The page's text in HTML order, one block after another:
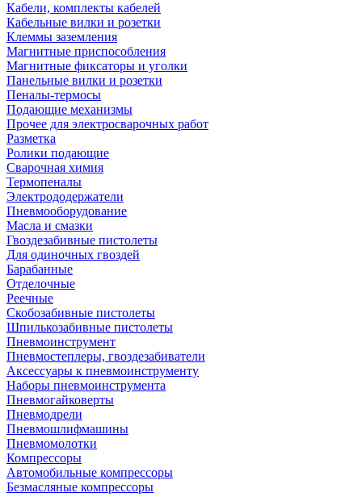
Кабели, комплекты кабелей
Кабельные вилки и розетки
Клеммы заземления
Магнитные приспособления
Магнитные фиксаторы и уголки
Панельные вилки и розетки
Пеналы-термосы
Подающие механизмы
Прочее для электросварочных работ
Разметка
Ролики подающие
Сварочная химия
Термопеналы
Электрододержатели
Пневмооборудование
Масла и смазки
Гвоздезабивные пистолеты
Для одиночных гвоздей
Барабанные
Отделочные
Реечные
Скобозабивные пистолеты
Шпилькозабивные пистолеты
Пневмоинструмент
Пневмостеплеры, гвоздезабиватели
Аксессуары к пневмоинструменту
Наборы пневмоинструмента
Пневмогайковерты
Пневмодрели
Пневмошлифмашины
Пневмомолотки
Компрессоры
Автомобильные компрессоры
Безмасляные компрессоры